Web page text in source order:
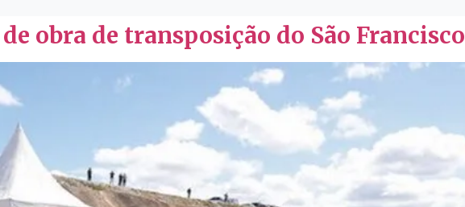
obra de transposição do São Francisco